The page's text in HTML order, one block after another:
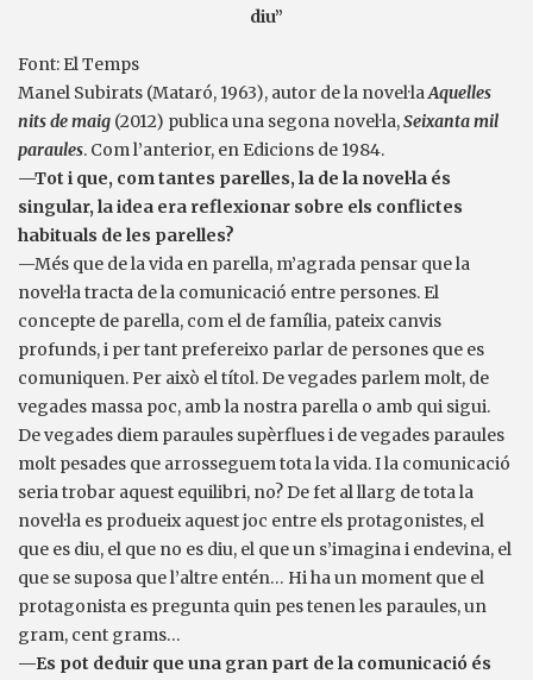
diu”
Font: El Temps
Manel Subirats (Mataró, 1963), autor de la novel·laAquelles
nits de maig (2012) publica una segona novel·la,Seixanta mil
paraules. Com l’anterior, en Edicions de 1984.
—Tot i que, com tantes parelles, la de la novel·la és
singular, la idea era reflexionar sobre els conflictes
habituals de les parelles?
—Més que de la vida en parella, m’agrada pensar que la
novel·la tracta de la comunicació entre persones. El
concepte de parella, com el de família, pateix canvis
profunds, i per tant prefereixo parlar de persones que es
comuniquen. Per això el títol. De vegades parlem molt, de
vegades massa poc, amb la nostra parella o amb qui sigui.
De vegades diem paraules supèrflues i de vegades paraules
molt pesades que arrosseguem tota la vida. I la comunicació
seria trobar aquest equilibri, no? De fet al llarg de tota la
novel·la es produeix aquest joc entre els protagonistes, el
que es diu, el que no es diu, el que un s’imagina i endevina, el
que se suposa que l’altre entén… Hi ha un moment que el
protagonista es pregunta quin pes tenen les paraules, un
gram, cent grams…
—Es pot deduir que una gran part de la comunicació és